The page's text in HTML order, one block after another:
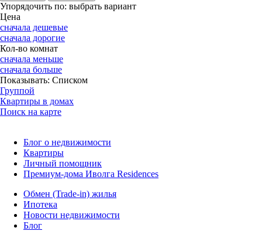
Упорядочить по: выбрать вариант
Цена
сначала дешевые
сначала дорогие
Кол-во комнат
сначала меньше
сначала больше
Показывать: Списком
Группой
Квартиры в домах
Поиск на карте
Блог о недвижимости
Квартиры
Личный помощник
Премиум-дома Иволга Residences
Обмен (Trade-in) жилья
Ипотека
Новости недвижимости
Блог